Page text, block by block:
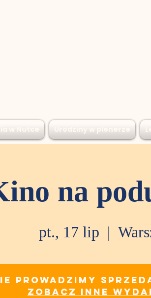
na
pt., 17 lip
  |
prowadzimy
Zobacz inne